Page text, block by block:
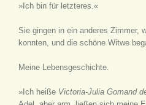
»Ich bin für letzteres.«
Sie gingen in ein anderes Zimmer,
konnten, und die schöne Witwe
Meine Lebensgeschichte.
»Ich heiße Victoria-Julia Gomand